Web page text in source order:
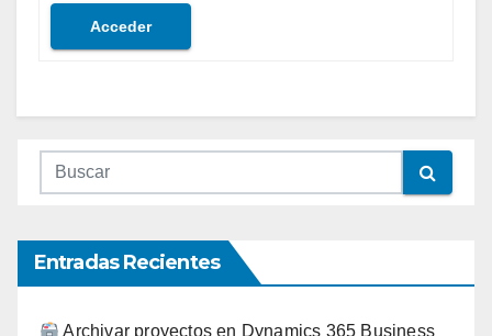
Acceder
Entradas Recientes
Archivar proyectos en Dynamics 365 Business